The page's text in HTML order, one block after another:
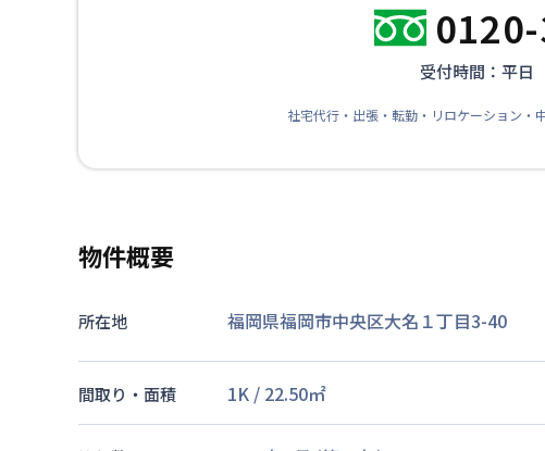
受付時間：平
社宅代行・出張・転勤・リロケーション
物件概要
所在地 福岡県福岡市中央区大名１丁目3-40
間取り・面積 1K / 22.50㎡